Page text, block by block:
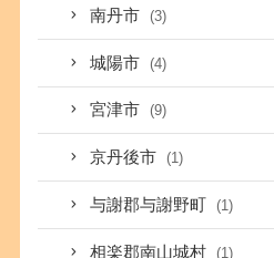
南丹市 (3)
城陽市 (4)
宮津市 (9)
京丹後市 (1)
与謝郡与謝野町 (1)
相楽郡南山城村 (1)